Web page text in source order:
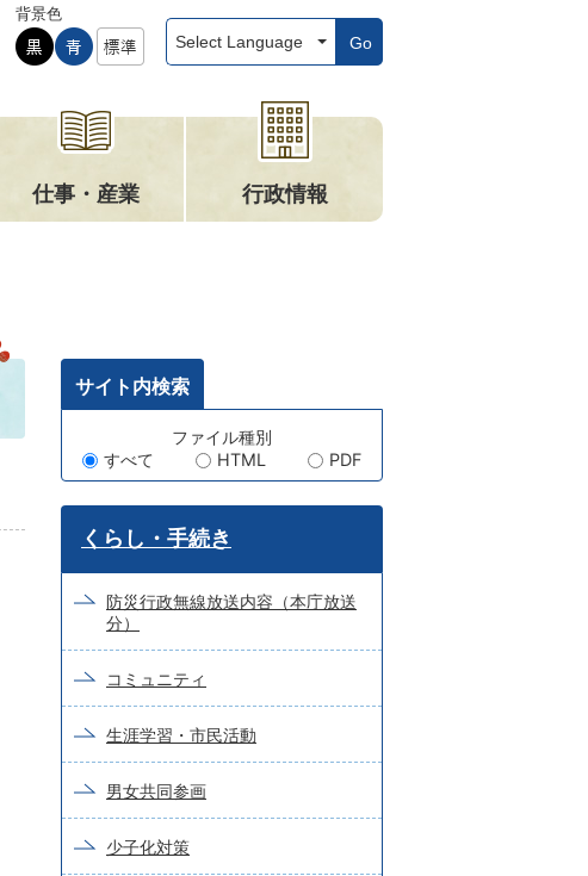
背景色
Go
仕事・産業 行政情報
サイト内検索
ー
ワ
ー
ド
索
ファイル種別
すべて
HTML PDF
くらし・手続き
防災行政無線放送内容（本庁放送
分）
コミュニティ
生涯学習・市民活動
男女共同参画
少子化対策